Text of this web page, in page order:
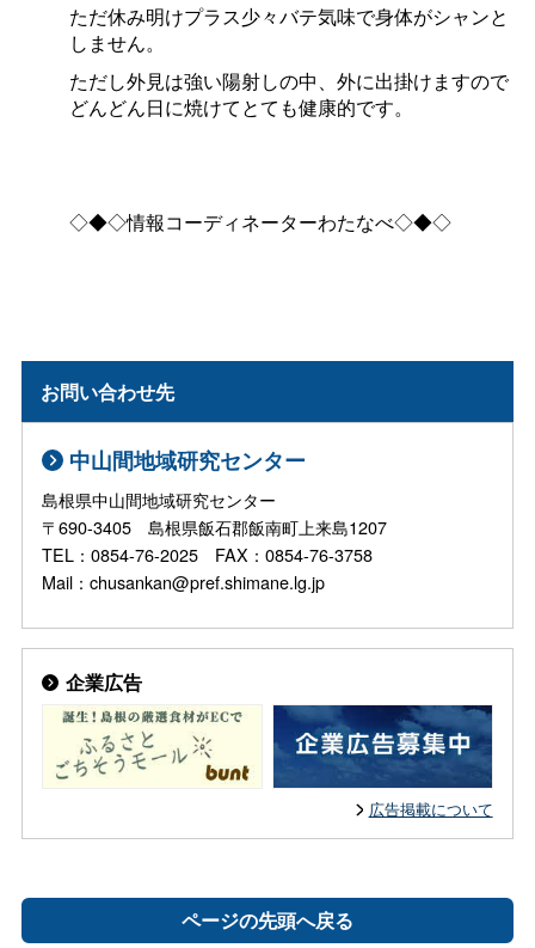
ただ休み明けプラス少々バテ気味で身体がシャンと
しません。
ただし外見は強い陽射しの中、外に出掛けますので
どんどん日に焼けてとても健康的です。
◇◆◇情報コーディネーターわたなべ◇◆◇
お問い合わせ先
中山間地域研究センター
島根県中山間地域研究センター
〒690-3405 島根県飯石郡飯南町上来島1207
TEL：0854-76-2025 FAX：0854-76-3758
Mail：chusankan@pref.shimane.lg.jp
企業広告
広告掲載について
ページの先頭へ戻る